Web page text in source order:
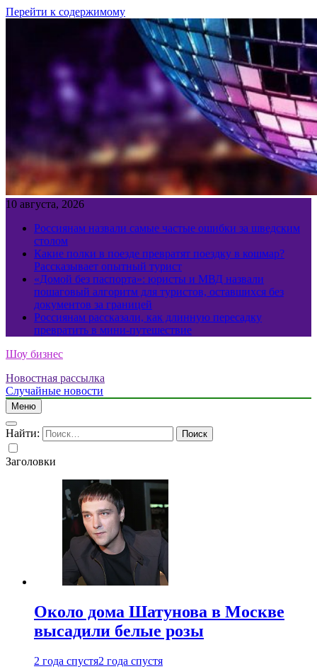
Перейти к содержимому
10 августа, 2026
Россиянам назвали самые частые ошибки за шведским
столом
Какие полки в поезде превратят поездку в кошмар?
Рассказывает опытный турист
«Домой без паспорта»: юристы и МВД назвали
пошаговый алгоритм для туристов, оставшихся без
документов за границей
Россиянам рассказали, как длинную пересадку
превратить в мини-путешествие
Шоу бизнес
Новостная рассылка
Случайные новости
Меню
Найти:
Заголовки
Около дома Шатунова в Москве
высадили белые розы
2 года спустя2 года спустя